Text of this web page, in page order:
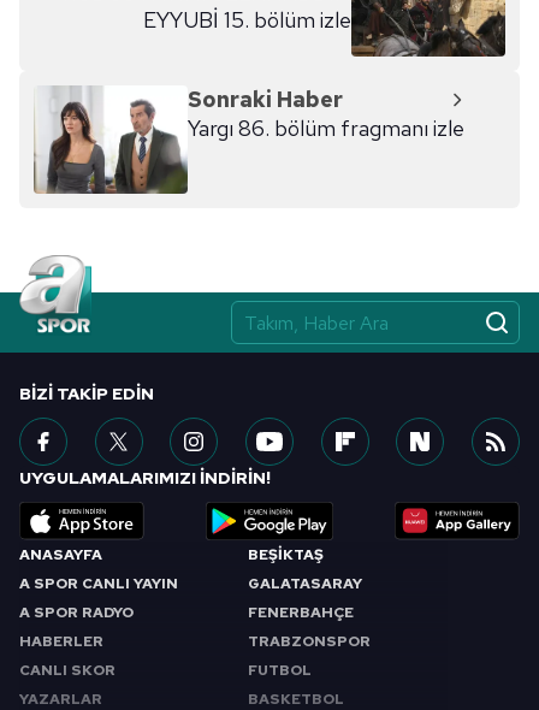
EYYUBİ 15. bölüm izle
Sonraki Haber
Yargı 86. bölüm fragmanı izle
ANASAYFA
A SPOR CANLI YAYIN
A SPOR RADYO
HABERLER
CANLI SKOR
YAZARLAR
BEŞİKTAŞ
GALATASARAY
FENERBAHÇE
TRABZONSPOR
FUTBOL
BASKETBOL
BIZI TAKIP EDIN
UYGULAMALARIMIZI İNDİRİN!